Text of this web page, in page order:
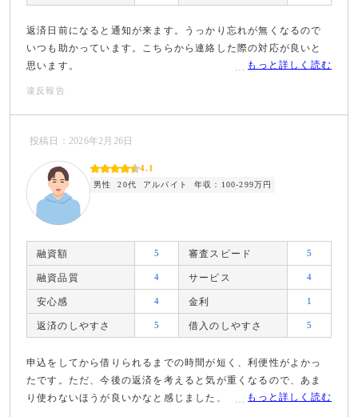
返済日前になると通知が来ます。うっかり忘れが無くなるので
いつも助かっています。こちらから連絡した際の対応が良いと
思います。
もっと詳しく読む
違反報告
投稿日：2026年2月26日
4.1
男性 20代 アルバイト 年収：100-299万円
融資額 5 審査スピード 5
融資品質 4 サービス 4
安心感 4 金利 1
返済のしやすさ 5 借入のしやすさ 5
申込をしてから借りられるまでの時間が短く、利便性がよかっ
たです。ただ、今後の返済を考えると気が重くなるので、あま
り使わないほうが良いかなと感じました。
もっと詳しく読む